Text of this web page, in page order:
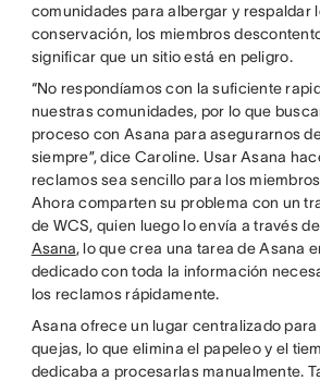
comunidades para albergar y respaldar
conservación, los miembros
significar que un sitio está en peligro.
“No respondíamos con la suficiente
nuestras comunidades, por lo que
proceso con Asana para asegurarnos
siempre”, dice Caroline. Usar Asana
reclamos sea sencillo para los
Ahora comparten su problema con un
de WCS, quien luego lo envía a través
Asana, lo que crea una tarea de Asana
dedicado con toda la información
los reclamos rápidamente.
Asana ofrece un lugar centralizado
quejas, lo que elimina el papeleo y el
dedicaba a procesarlas manualmente.